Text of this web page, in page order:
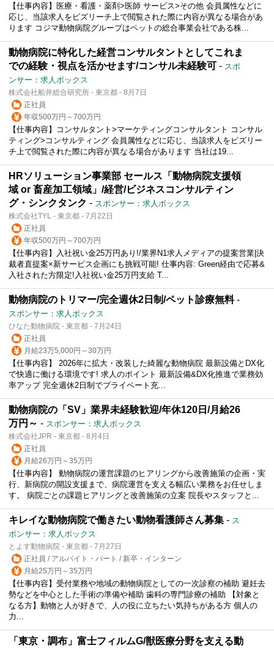
【仕事内容】医療・看護・薬剤>医師 サービス>その他 会員属性などに
応じ、当該求人をビズリーチ上で閲覧された際に内容が異なる場合があ
ります コジマ動物病院グループはペットの総合事業会社である株...
動物病院に特化した経営コンサルタントとしてこれま
での経験・視点を活かせます/コンサル未経験可 - スポ
ンサー：求人ボックス
株式会社船井総合研究所 - 東京都 - 8月7日
正社員
年収500万円～700万円
【仕事内容】コンサルタント>マーケティングコンサルタント コンサル
ティング>コンサルティング 会員属性などに応じ、当該求人をビズリー
チ上で閲覧された際に内容が異なる場合があります 当社は19...
HRソリューション事業部 セールス「動物病院支援領
域 or 畜産加工領域」/経営/ビジネスコンサルティン
グ・シンクタンク - スポンサー：求人ボックス
株式会社TYL - 東京都 - 7月22日
正社員
年収500万円～700万円
【仕事内容】入社祝い金25万円あり!/業界N1求人メディアの提案営業|決
裁者直提案×新サービス企画にも挑戦可能! 仕事内容: Green経由で応募&
入社された方限定!入社祝い金25万円支給 T...
動物病院のトリマー/完全週休2日制/ペット診療無料-
スポンサー：求人ボックス
ひなた動物病院 - 東京都 - 7月24日
正社員
月給23万5,000円～30万円
【仕事内容】 2026年に拡大・改装した綺麗な動物病院 最新設備とDX化
で快適に働ける環境です! 求人のポイント 最新設備&DX化推進で業務効
率アップ 完全週休2日制でプライベート充...
動物病院の「SV」業界未経験歓迎/年休120日/月給26
万円～ - スポンサー：求人ボックス
株式会社JPR - 東京都 - 8月4日
正社員
月給26万円～35万円
【仕事内容】 動物病院の運営課題のヒアリングから改善施策の企画・実
行、新病院の開設支援まで、病院運営を支える幅広い業務をお任せしま
す。 病院ごとの課題ヒアリングと改善施策の立案 院長やスタッフと...
キレイな動物病院で働きたい動物看護師さん募集 - ス
ポンサー：求人ボックス
とよす動物病院 - 東京都 - 7月27日
正社員 / アルバイト・パート / 新卒・インターン
月給25万円～35万円
【仕事内容】受付業務や地域の動物病院としての一次診察の補助 避妊去
勢などを中心とした手術の準備や補助 歯科の専門診療の補助 【対象と
なる方】動物と人が好きで、人の役に立ちたい気持ちがある方 個人の
力...
「東京・調布」富士フィルムG/獣医療分野を支える動